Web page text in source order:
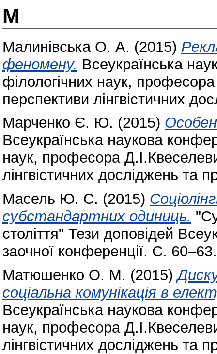
М
Малинівська О. А. (2015)
феномену. Всеукраїнська
філологічних наук,
перспективи лінгвістичних
Марченко Є. Ю. (2015)
Всеукраїнська наукова
наук, професора
лінгвістичних досліджень та
Масель Ю. С. (2015)
субстандартних одиниць.
століття" Тези доповідей
заочної конференції. С. 60–63.
Матюшенко О. М. (2015)
соціальна комунікація в
Всеукраїнська наукова
наук, професора
лінгвістичних досліджень та